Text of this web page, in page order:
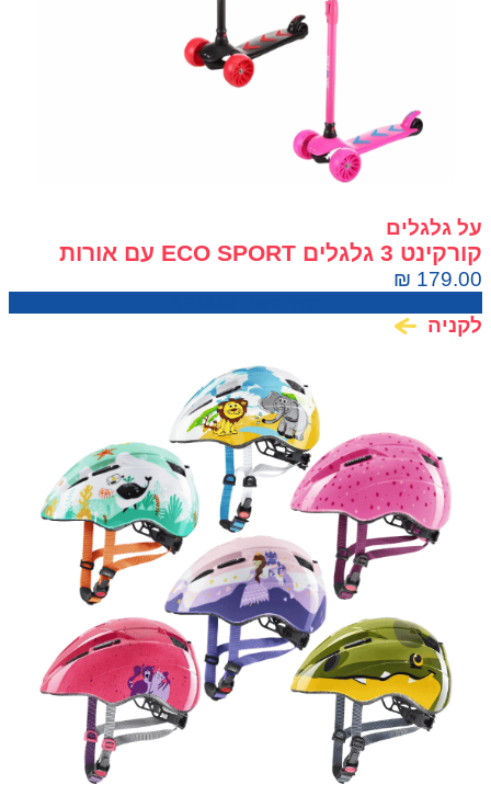
על גלגלים
קורקינט 3 גלגלים ECO SPORT עם אורות
לילדים ₪ 179.00
לקניה